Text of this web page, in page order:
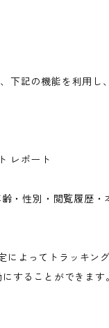
下記の機能を利用
レポート
性別・閲覧履歴・
よってトラッキン
することができます。